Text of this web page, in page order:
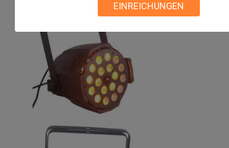
EINREICHUNGEN